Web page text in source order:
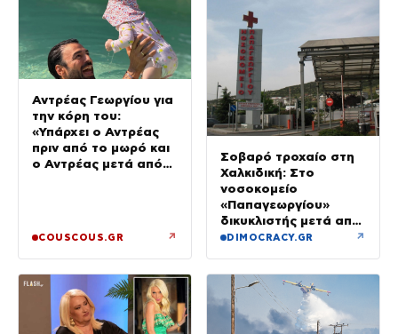
Αντρέας Γεωργίου για
την κόρη του:
«Υπάρχει ο Αντρέας
πριν από το μωρό και
ο Αντρέας μετά από
COUSCOUS.GR ↗
Σοβαρό τροχαίο στη
Χαλκιδική: Στο
νοσοκομείο
«Παπαγεωργίου»
δικυκλιστής μετά από
σύγκρουση
DIMOCRACY.GR ↗